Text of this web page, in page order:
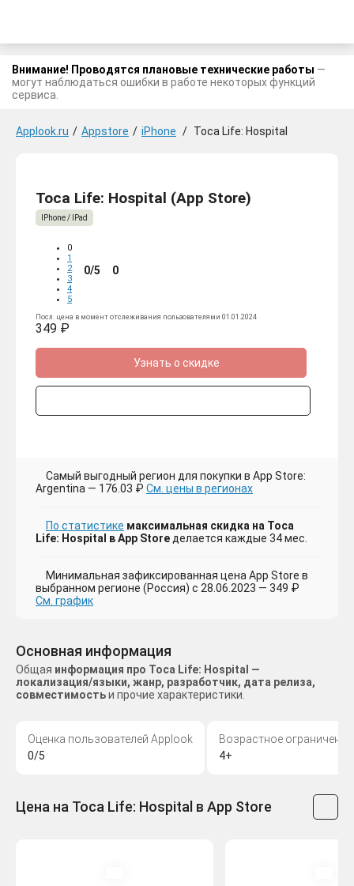
Внимание! Проводятся плановые технические работы —
могут наблюдаться ошибки в работе некоторых функций
сервиса.
Applook.ru / Appstore / iPhone / Toca Life: Hospital
Toca Life: Hospital (App Store)
IPhone / IPad
0
1
2
3
4
5
0/5 0
Посл. цена в момент отслеживания пользователями 01.01.2024
349 ₽
Узнать о скидке
Самый выгодный регион для покупки в App Store:
Argentina — 176.03 ₽ См. цены в регионах
По статистике максимальная скидка на Toca
Life: Hospital в App Storeделается каждые 34 мес.
Минимальная зафиксированная цена App Store в
выбранном регионе (Россия) с 28.06.2023 — 349 ₽
См. график
Основная информация
Общая информация про Toca Life: Hospital —
локализация/языки, жанр, разработчик, дата релиза,
совместимостьи прочие характеристики.
Оценка пользователей Applook
0/5
Возрастное ограничение
4+
Цена на Toca Life: Hospital в App Store